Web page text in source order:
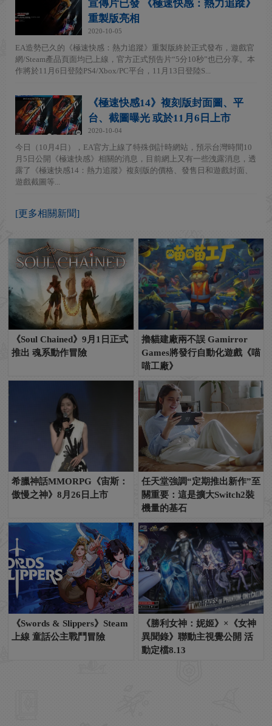
宣傳片已發 《極速快感：熱力追蹤》
重製版亮相
2020-10-05
EA造勢已久的《極速快感：熱力追蹤》重製版終於正式發布，遊戲官
網/Steam產品頁面均已上線，官方正式預告片“5分10秒”也已分享。本
作將於11月6日登陸PS4/Xbox/PC平台，11月13日登陸S...
《極速快感14》複刻版封面圖、平
台、截圖曝光 或於11月6日上市
2020-10-04
今日（10月4日），EA官方上線了特殊倒計時網站，預示台灣時間10
月5日公開《極速快感》相關的消息，目前網上又有一些洩露消息，透
露了《極速快感14：熱力追蹤》複刻版的價格、發售日和遊戲封面、
遊戲截圖等...
[更多相關新聞]
《Soul Chained》9月1日正式
推出 魂系動作冒險
擼貓建廠兩不誤 Gamirror
Games將發行自動化遊戲《喵
喵工廠》
希臘神話MMORPG《宙斯：
傲慢之神》8月26日上市
任天堂強調“定期推出新作”至
關重要：這是擴大Switch2裝
機量的基石
《Swords & Slippers》Steam
上線 童話公主戰鬥冒險
《勝利女神：妮姬》×《女神
異聞錄》聯動主視覺公開 活
動定檔8.13